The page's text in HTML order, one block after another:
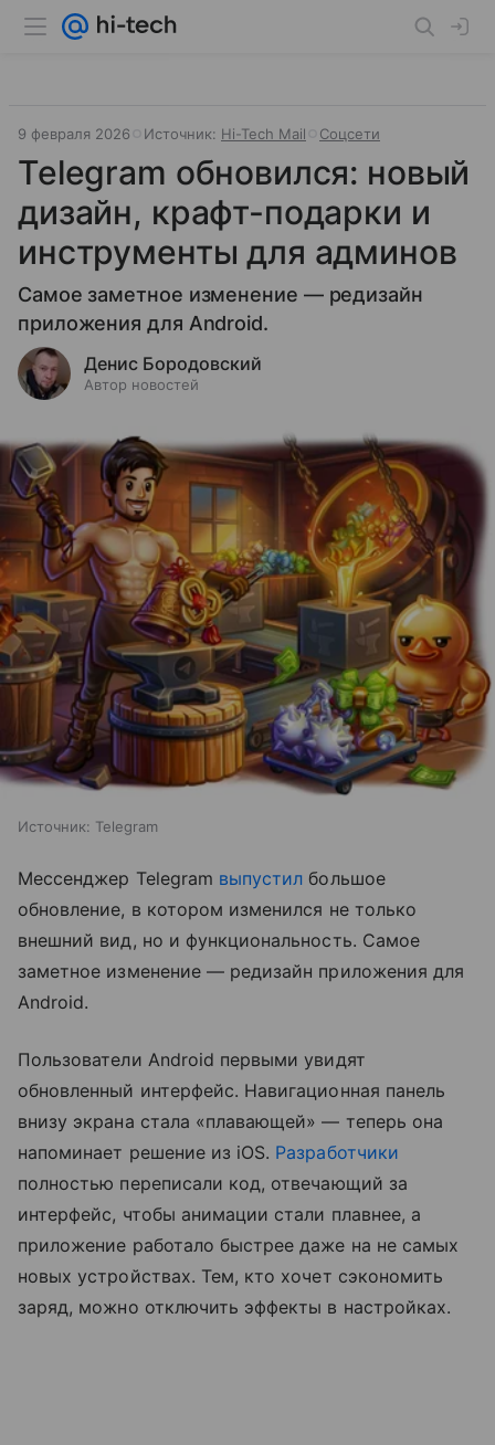
9 февраля 2026 Источник: Hi-Tech Mail Соцсети
Telegram обновился: новый
дизайн, крафт-подарки и
инструменты для админов
Самое заметное изменение — редизайн
приложения для Android.
Денис Бородовский
Автор новостей
Источник: Telegram
Мессенджер Telegram выпустил большое
обновление, в котором изменился не только
внешний вид, но и функциональность. Самое
заметное изменение — редизайн приложения для
Android.
Пользователи Android первыми увидят
обновленный интерфейс. Навигационная панель
внизу экрана стала «плавающей» — теперь она
напоминает решение из iOS. Разработчики
полностью переписали код, отвечающий за
интерфейс, чтобы анимации стали плавнее, а
приложение работало быстрее даже на не самых
новых устройствах. Тем, кто хочет сэкономить
заряд, можно отключить эффекты в настройках.